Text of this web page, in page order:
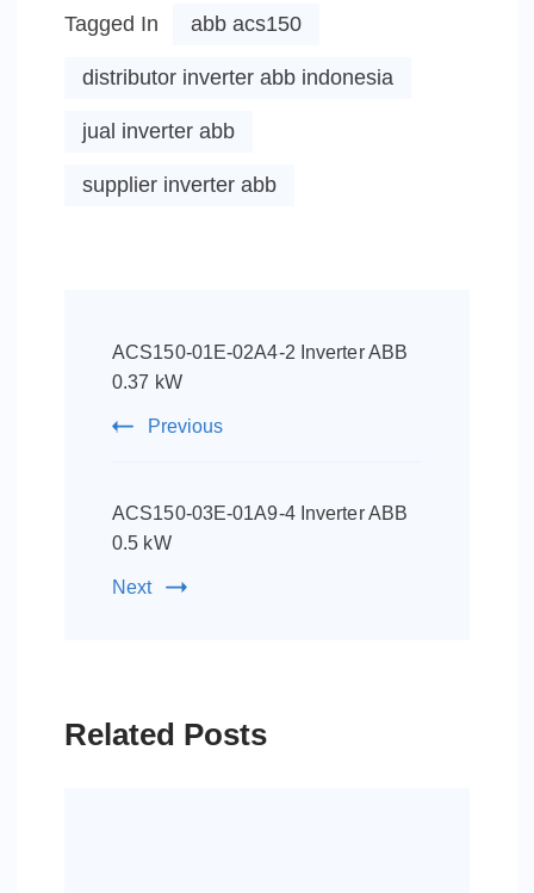
Tagged In abb acs150
distributor inverter abb indonesia
jual inverter abb
supplier inverter abb
Navigation
ACS150-01E-02A4-2 Inverter ABB
0.37 kW
Previous
ACS150-03E-01A9-4 Inverter ABB
0.5 kW
Next
Related Posts